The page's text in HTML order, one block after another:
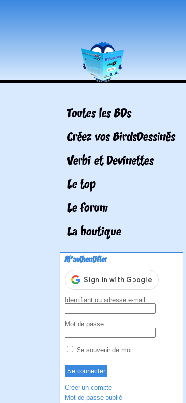
Toutes les BDs
Créez vos BirdsDessinés
Verbi et Devinettes
Le top
Le forum
La boutique
M'authentifier
Identifiant ou adresse e-mail
Mot de passe
Se souvenir de moi
Créer un compte
Mot de passe oublié